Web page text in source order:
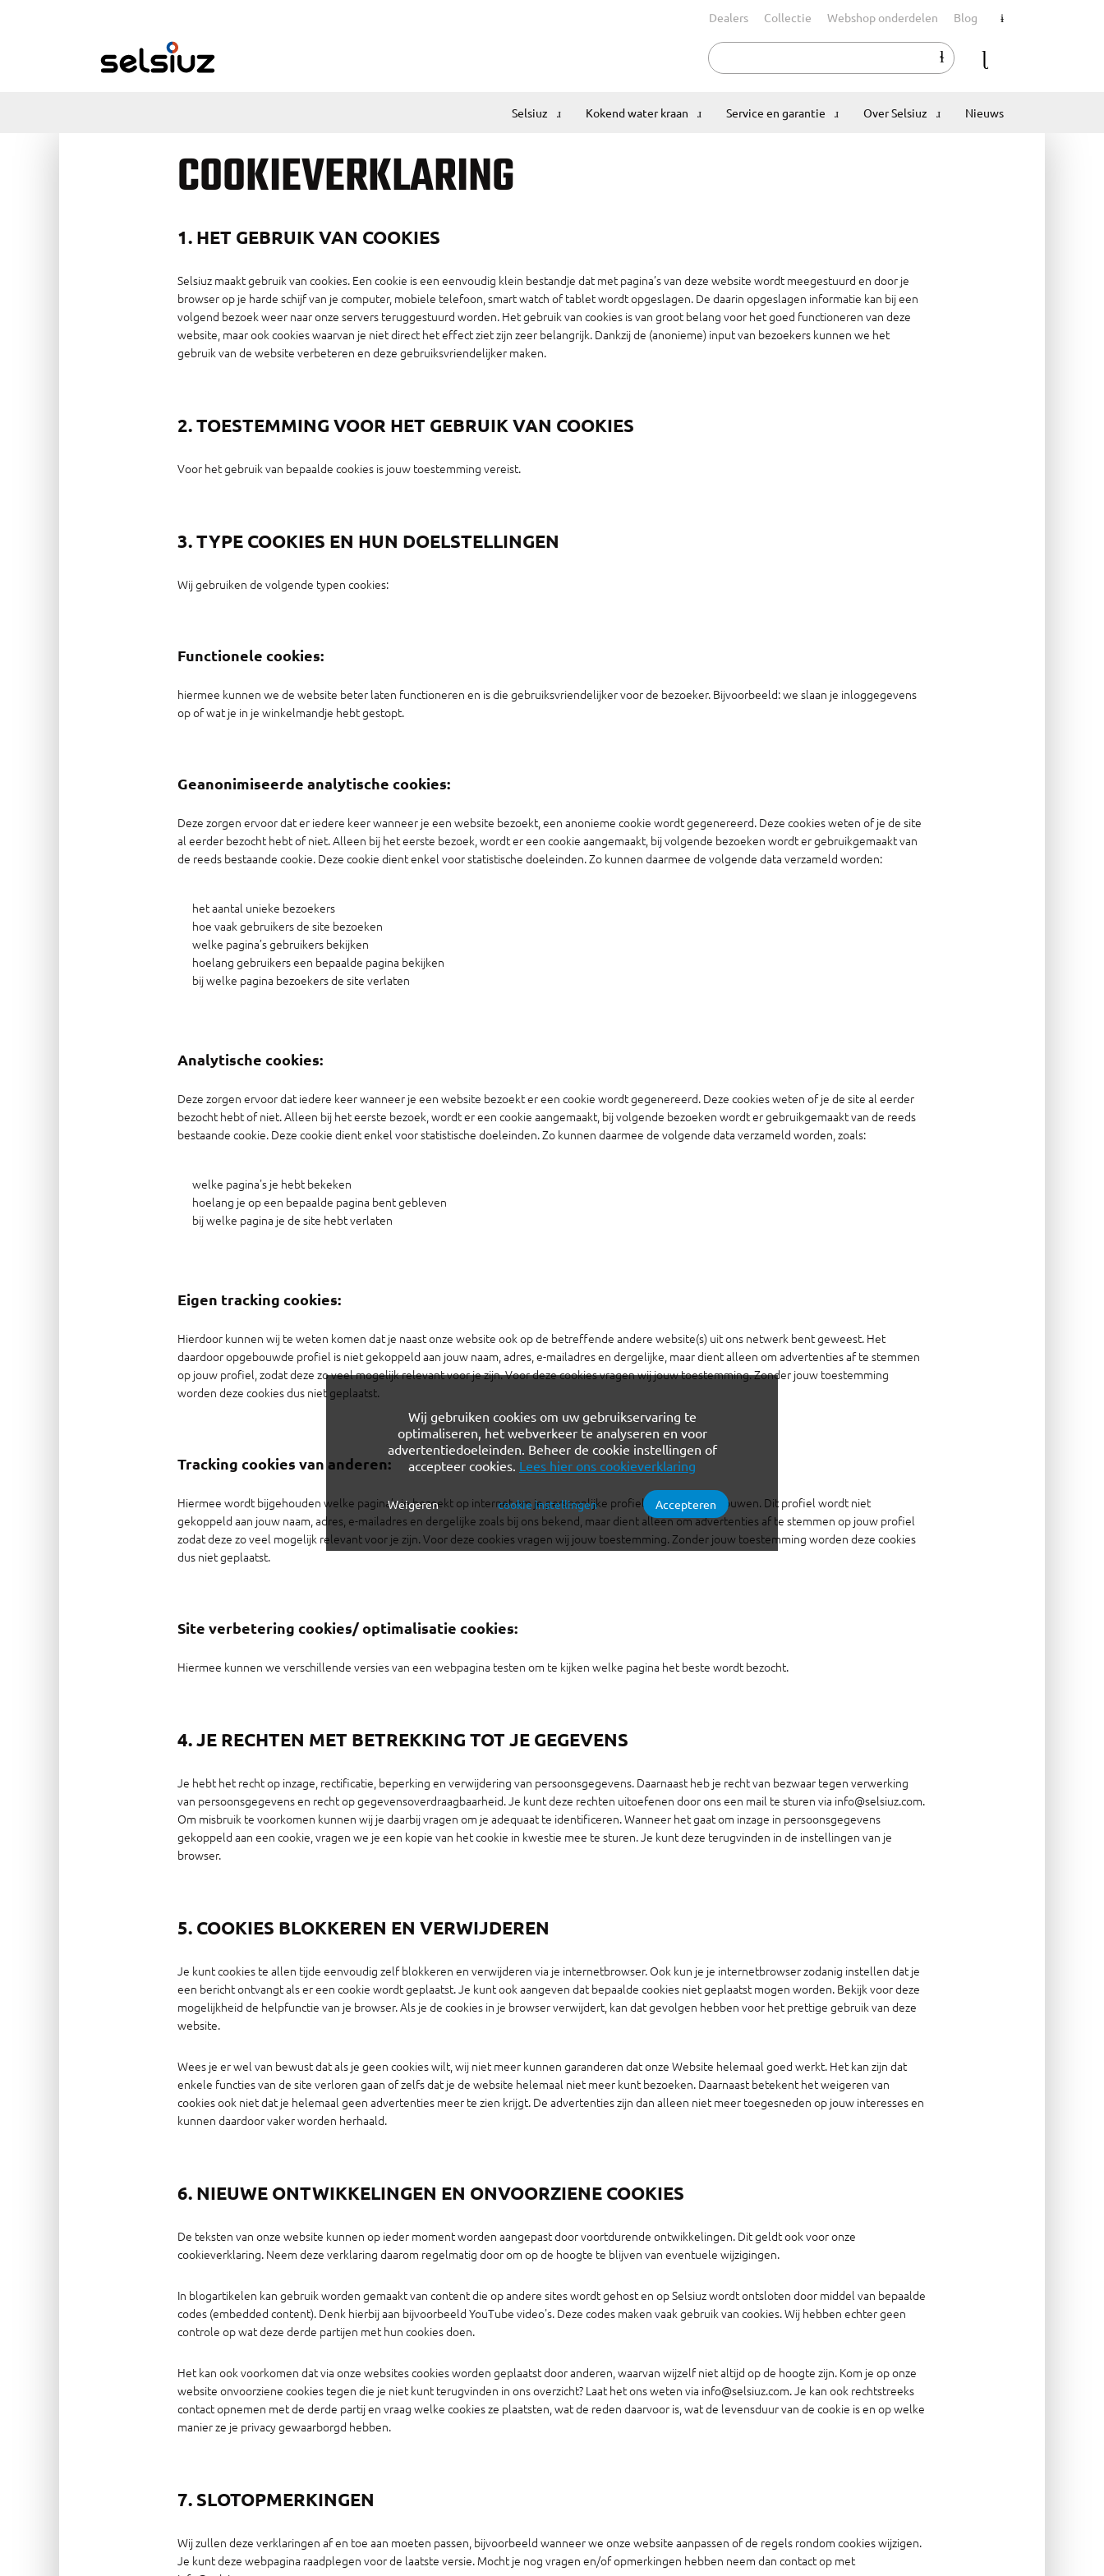
Dealers Collectie Webshop onderdelen Blog
Selsiuz Kokend water kraan Service en garantie Over Selsiuz Nieuws
COOKIEVERKLARING
1. HET GEBRUIK VAN COOKIES
Selsiuz maakt gebruik van cookies. Een cookie is een eenvoudig klein bestandje dat met pagina’s van deze website wordt meegestuurd en door je
browser op je harde schijf van je computer, mobiele telefoon, smart watch of tablet wordt opgeslagen. De daarin opgeslagen informatie kan bij een
volgend bezoek weer naar onze servers teruggestuurd worden. Het gebruik van cookies is van groot belang voor het goed functioneren van deze
website, maar ook cookies waarvan je niet direct het effect ziet zijn zeer belangrijk. Dankzij de (anonieme) input van bezoekers kunnen we het
gebruik van de website verbeteren en deze gebruiksvriendelijker maken.
2. TOESTEMMING VOOR HET GEBRUIK VAN COOKIES
Voor het gebruik van bepaalde cookies is jouw toestemming vereist.
3. TYPE COOKIES EN HUN DOELSTELLINGEN
Wij gebruiken de volgende typen cookies:
Functionele cookies:
hiermee kunnen we de website beter laten functioneren en is die gebruiksvriendelijker voor de bezoeker. Bijvoorbeeld: we slaan je inloggegevens
op of wat je in je winkelmandje hebt gestopt.
Geanonimiseerde analytische cookies:
Deze zorgen ervoor dat er iedere keer wanneer je een website bezoekt, een anonieme cookie wordt gegenereerd. Deze cookies weten of je de site
al eerder bezocht hebt of niet. Alleen bij het eerste bezoek, wordt er een cookie aangemaakt, bij volgende bezoeken wordt er gebruikgemaakt van
de reeds bestaande cookie. Deze cookie dient enkel voor statistische doeleinden. Zo kunnen daarmee de volgende data verzameld worden:
het aantal unieke bezoekers
hoe vaak gebruikers de site bezoeken
welke pagina’s gebruikers bekijken
hoelang gebruikers een bepaalde pagina bekijken
bij welke pagina bezoekers de site verlaten
Analytische cookies:
Deze zorgen ervoor dat iedere keer wanneer je een website bezoekt er een cookie wordt gegenereerd. Deze cookies weten of je de site al eerder
bezocht hebt of niet. Alleen bij het eerste bezoek, wordt er een cookie aangemaakt, bij volgende bezoeken wordt er gebruikgemaakt van de reeds
bestaande cookie. Deze cookie dient enkel voor statistische doeleinden. Zo kunnen daarmee de volgende data verzameld worden, zoals:
welke pagina's je hebt bekeken
hoelang je op een bepaalde pagina bent gebleven
bij welke pagina je de site hebt verlaten
Eigen tracking cookies:
Hierdoor kunnen wij te weten komen dat je naast onze website ook op de betreffende andere website(s) uit ons netwerk bent geweest. Het
daardoor opgebouwde profiel is niet gekoppeld aan jouw naam, adres, e-mailadres en dergelijke, maar dient alleen om advertenties af te stemmen
op jouw profiel, zodat deze zo veel mogelijk relevant voor je zijn. Voor deze cookies vragen wij jouw toestemming. Zonder jouw toestemming
worden deze cookies dus niet geplaatst.
Tracking cookies van anderen:
Hiermee wordt bijgehouden welke pagina’s je bezoekt op internet om je persoonlijke profiel op te kunnen bouwen. Dit profiel wordt niet
gekoppeld aan jouw naam, adres, e-mailadres en dergelijke zoals bij ons bekend, maar dient alleen om advertenties af te stemmen op jouw profiel
zodat deze zo veel mogelijk relevant voor je zijn. Voor deze cookies vragen wij jouw toestemming. Zonder jouw toestemming worden deze cookies
dus niet geplaatst.
Site verbetering cookies/ optimalisatie cookies:
Hiermee kunnen we verschillende versies van een webpagina testen om te kijken welke pagina het beste wordt bezocht.
4. JE RECHTEN MET BETREKKING TOT JE GEGEVENS
Je hebt het recht op inzage, rectificatie, beperking en verwijdering van persoonsgegevens. Daarnaast heb je recht van bezwaar tegen verwerking
van persoonsgegevens en recht op gegevensoverdraagbaarheid. Je kunt deze rechten uitoefenen door ons een mail te sturen via info@selsiuz.com.
Om misbruik te voorkomen kunnen wij je daarbij vragen om je adequaat te identificeren. Wanneer het gaat om inzage in persoonsgegevens
gekoppeld aan een cookie, vragen we je een kopie van het cookie in kwestie mee te sturen. Je kunt deze terugvinden in de instellingen van je
browser.
5. COOKIES BLOKKEREN EN VERWIJDEREN
Je kunt cookies te allen tijde eenvoudig zelf blokkeren en verwijderen via je internetbrowser. Ook kun je je internetbrowser zodanig instellen dat je
een bericht ontvangt als er een cookie wordt geplaatst. Je kunt ook aangeven dat bepaalde cookies niet geplaatst mogen worden. Bekijk voor deze
mogelijkheid de helpfunctie van je browser. Als je de cookies in je browser verwijdert, kan dat gevolgen hebben voor het prettige gebruik van deze
website.
Wees je er wel van bewust dat als je geen cookies wilt, wij niet meer kunnen garanderen dat onze Website helemaal goed werkt. Het kan zijn dat
enkele functies van de site verloren gaan of zelfs dat je de website helemaal niet meer kunt bezoeken. Daarnaast betekent het weigeren van
cookies ook niet dat je helemaal geen advertenties meer te zien krijgt. De advertenties zijn dan alleen niet meer toegesneden op jouw interesses en
kunnen daardoor vaker worden herhaald.
6. NIEUWE ONTWIKKELINGEN EN ONVOORZIENE COOKIES
De teksten van onze website kunnen op ieder moment worden aangepast door voortdurende ontwikkelingen. Dit geldt ook voor onze
cookieverklaring. Neem deze verklaring daarom regelmatig door om op de hoogte te blijven van eventuele wijzigingen.
In blogartikelen kan gebruik worden gemaakt van content die op andere sites wordt gehost en op Selsiuz wordt ontsloten door middel van bepaalde
codes (embedded content). Denk hierbij aan bijvoorbeeld YouTube video's. Deze codes maken vaak gebruik van cookies. Wij hebben echter geen
controle op wat deze derde partijen met hun cookies doen.
Het kan ook voorkomen dat via onze websites cookies worden geplaatst door anderen, waarvan wijzelf niet altijd op de hoogte zijn. Kom je op onze
website onvoorziene cookies tegen die je niet kunt terugvinden in ons overzicht? Laat het ons weten via info@selsiuz.com. Je kan ook rechtstreeks
contact opnemen met de derde partij en vraag welke cookies ze plaatsten, wat de reden daarvoor is, wat de levensduur van de cookie is en op welke
manier ze je privacy gewaarborgd hebben.
7. SLOTOPMERKINGEN
Wij zullen deze verklaringen af en toe aan moeten passen, bijvoorbeeld wanneer we onze website aanpassen of de regels rondom cookies wijzigen.
Je kunt deze webpagina raadplegen voor de laatste versie. Mocht je nog vragen en/of opmerkingen hebben neem dan contact op met
Wij gebruiken cookies om uw gebruikservaring te
optimaliseren, het webverkeer te analyseren en voor
advertentiedoeleinden. Beheer de cookie instellingen of
accepteer cookies. Lees hier ons cookieverklaring
Verplichte cookies Functionele cookies
Analytische cookies Marketing cookies
Weigeren cookie instellingen Accepteren